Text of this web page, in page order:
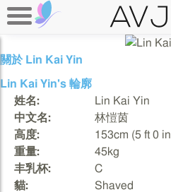
關於 Lin Kai Yin
Lin Kai Yin's 輪廓
姓名:
Lin Kai Yin
中文名:
林愷茵
高度:
153cm (5 ft 0
重量:
45kg
丰乳杯:
C
貓:
Shaved